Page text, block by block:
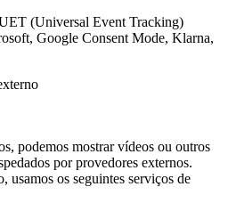
(Universal Event Tracking)
Google Consent Mode, Klarna,
podemos mostrar vídeos ou outros
por provedores externos.
usamos os seguintes serviços de